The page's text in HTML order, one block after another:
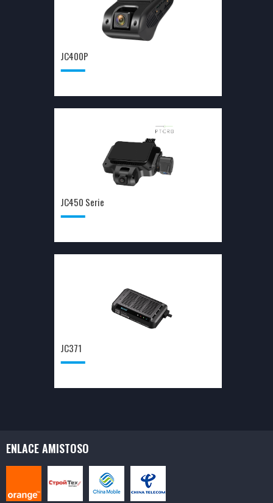
JC400P
JC450 Serie
JC371
ENLACE AMISTOSO